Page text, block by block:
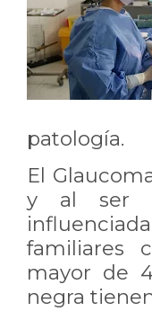
patología.
El
y al ser
familiares
mayor de
negra